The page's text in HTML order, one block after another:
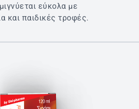
εύκολα με
και παιδικές τροφές.